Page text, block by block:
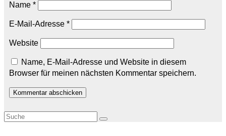
Name *
E-Mail-Adresse *
Website
Name, E-Mail-Adresse und Website in diesem
Browser für meinen nächsten Kommentar speichern.